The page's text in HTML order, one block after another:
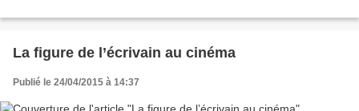
La figure de l’écrivain au cinéma
Publié le 24/04/2015 à 14:37